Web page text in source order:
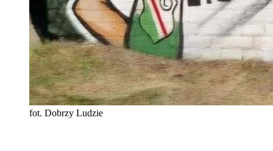
fot. Dobrzy Ludzie